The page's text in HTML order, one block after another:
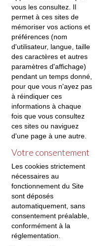
vous les consultez. Il
permet à ces sites de
mémoriser vos actions et
préférences (nom
d'utilisateur, langue, taille
des caractères et autres
paramètres d'affichage)
pendant un temps donné,
pour que vous n'ayez pas
à réindiquer ces
informations à chaque
fois que vous consultez
ces sites ou naviguez
d'une page à une autre.
Votre consentement
Les cookies strictement
nécessaires au
fonctionnement du Site
sont déposés
automatiquement, sans
consentement préalable,
conformément à la
réglementation.